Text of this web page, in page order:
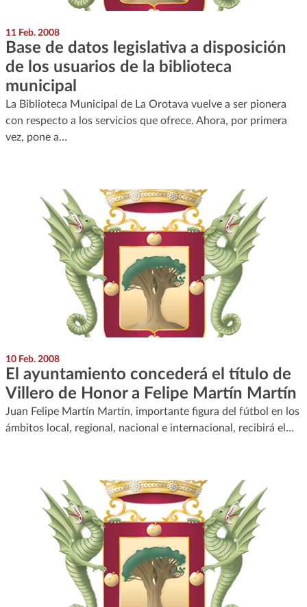
11 Feb. 2008
Base de datos legislativa a disposición
de los usuarios de la biblioteca
municipal
La Biblioteca Municipal de La Orotava vuelve a ser pionera
con respecto a los servicios que ofrece. Ahora, por primera
vez, pone a…
10 Feb. 2008
El ayuntamiento concederá el título de
Villero de Honor a Felipe Martín Martín
Juan Felipe Martín Martín, importante figura del fútbol en los
ámbitos local, regional, nacional e internacional, recibirá el…